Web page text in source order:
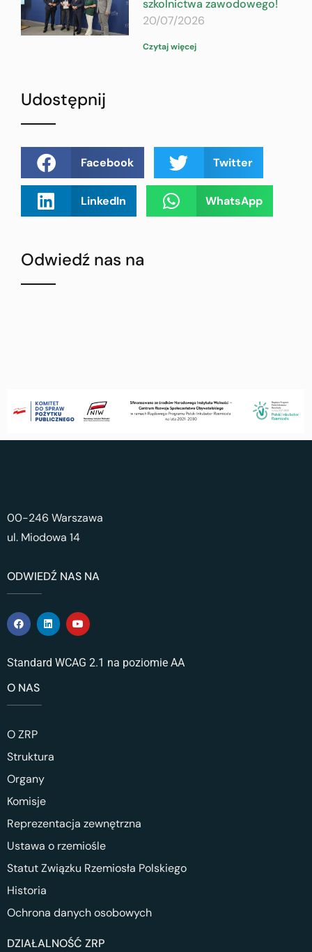
szkolnictwa zawodowego!
20/07/2026
Czytaj więcej
Udostępnij
Facebook Twitter
LinkedIn WhatsApp
Odwiedź nas na
00-246 Warszawa
ul. Miodowa 14
ODWIEDŹ NAS NA
Standard WCAG 2.1 na poziomie AA
O NAS
O ZRP
Struktura
Organy
Komisje
Reprezentacja zewnętrzna
Ustawa o rzemiośle
Statut Związku Rzemiosła Polskiego
Historia
Ochrona danych osobowych
DZIAŁALNOŚĆ ZRP